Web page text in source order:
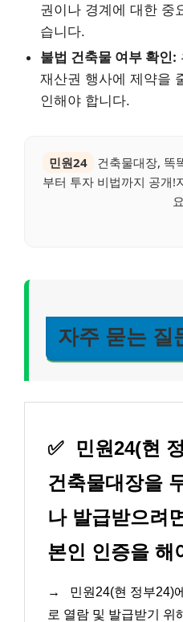
권이나 경계에 대한 중
습니다.
불법 건축물 여부 확인:
재산권 행사에 제약을
인해야 합니다.
민원24
건축물대장, 똑
부터 투자 비법까지 공개!
자주 묻는 질
✅
민원24(현
건축물대장을
나 발급받으려
본인 인증을 해
→
민원24(현 정부24)
로 열람 및 발급받기 위